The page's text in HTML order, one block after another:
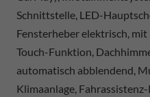
Schnittstelle, LED-
Fensterheber elektrisch,
Touch-Funktion,
automatisch abblendend,
Klimaanlage,